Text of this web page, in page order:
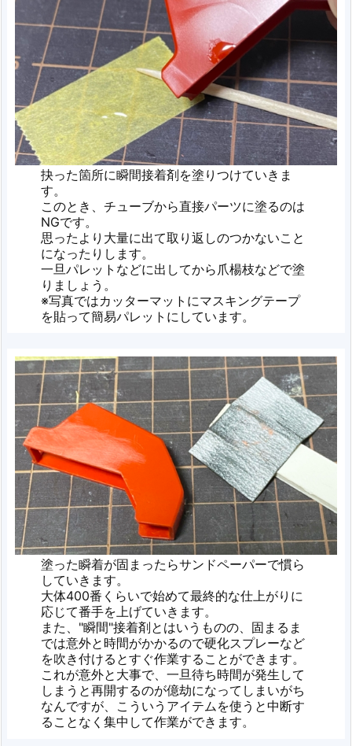
抉った箇所に瞬間接着剤を塗りつけていきま
す。
このとき、チューブから直接パーツに塗るのは
NGです。
思ったより大量に出て取り返しのつかないこと
になったりします。
一旦パレットなどに出してから爪楊枝などで塗
りましょう。
※写真ではカッターマットにマスキングテープ
を貼って簡易パレットにしています。
塗った瞬着が固まったらサンドペーパーで慣ら
していきます。
大体400番くらいで始めて最終的な仕上がりに
応じて番手を上げていきます。
また、"瞬間"接着剤とはいうものの、固まるま
では意外と時間がかかるので硬化スプレーなど
を吹き付けるとすぐ作業することができます。
これが意外と大事で、一旦待ち時間が発生して
しまうと再開するのが億劫になってしまいがち
なんですが、こういうアイテムを使うと中断す
ることなく集中して作業ができます。